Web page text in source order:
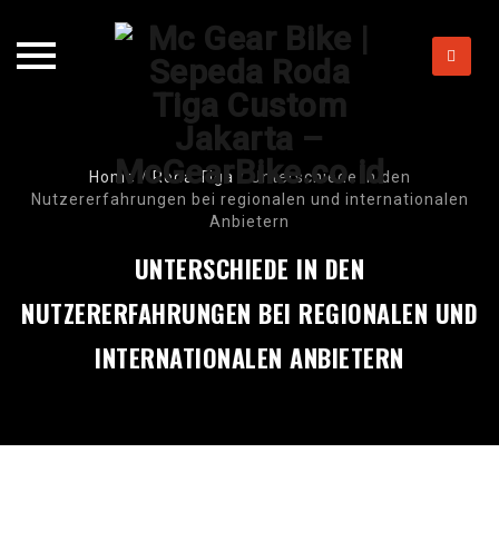
Home/Roda Tiga /Unterschiede in den
Nutzererfahrungen bei regionalen und internationalen
Anbietern
UNTERSCHIEDE IN DEN
NUTZERERFAHRUNGEN BEI REGIONALEN UND
INTERNATIONALEN ANBIETERN